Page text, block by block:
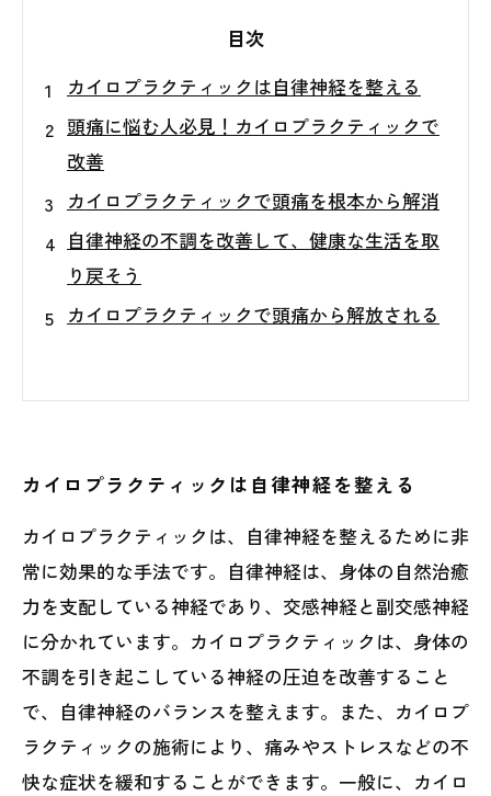
目次
カイロプラクティックは自律神経を整える
頭痛に悩む人必見！カイロプラクティックで
改善
カイロプラクティックで頭痛を根本から解消
自律神経の不調を改善して、健康な生活を取
り戻そう
カイロプラクティックで頭痛から解放される
カイロプラクティックは自律神経を整える
カイロプラクティックは、自律神経を整えるために非
常に効果的な手法です。自律神経は、身体の自然治癒
力を支配している神経であり、交感神経と副交感神経
に分かれています。カイロプラクティックは、身体の
不調を引き起こしている神経の圧迫を改善すること
で、自律神経のバランスを整えます。また、カイロプ
ラクティックの施術により、痛みやストレスなどの不
快な症状を緩和することができます。一般に、カイロ